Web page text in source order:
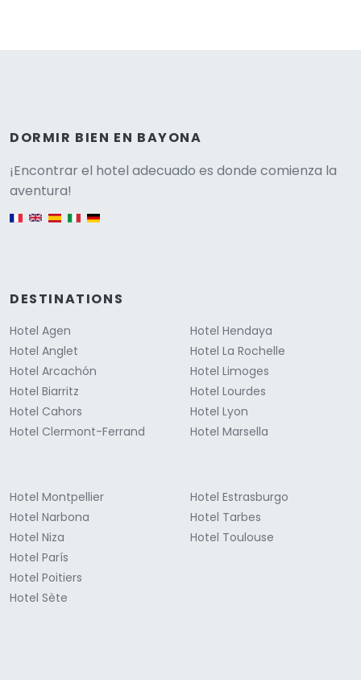
DORMIR BIEN EN BAYONA
¡Encontrar el hotel adecuado es donde comienza la
aventura!
DESTINATIONS
Hotel Agen
Hotel Anglet
Hotel Arcachón
Hotel Biarritz
Hotel Cahors
Hotel Clermont-Ferrand
Hotel Hendaya
Hotel La Rochelle
Hotel Limoges
Hotel Lourdes
Hotel Lyon
Hotel Marsella
Hotel Montpellier
Hotel Narbona
Hotel Niza
Hotel París
Hotel Poitiers
Hotel Sète
Hotel Estrasburgo
Hotel Tarbes
Hotel Toulouse